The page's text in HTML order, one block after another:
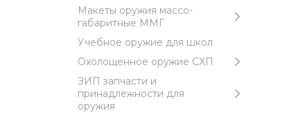
Макеты оружия массо-
габаритные ММГ
Учебное оружие для школ
Охолощенное оружие СХП
ЗИП запчасти и
принадлежности для
оружия